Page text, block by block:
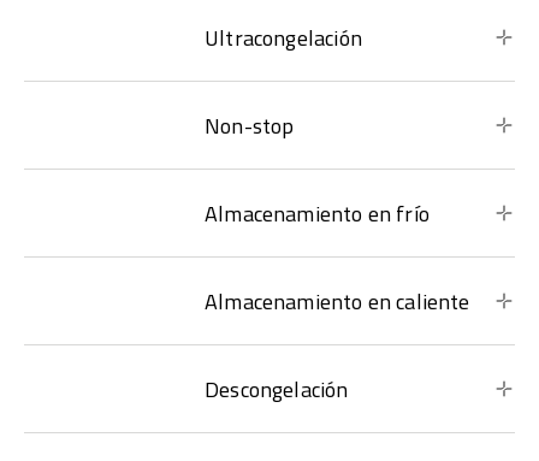
Ultracongelación
Non-stop
Almacenamiento en frío
Almacenamiento en caliente
Descongelación